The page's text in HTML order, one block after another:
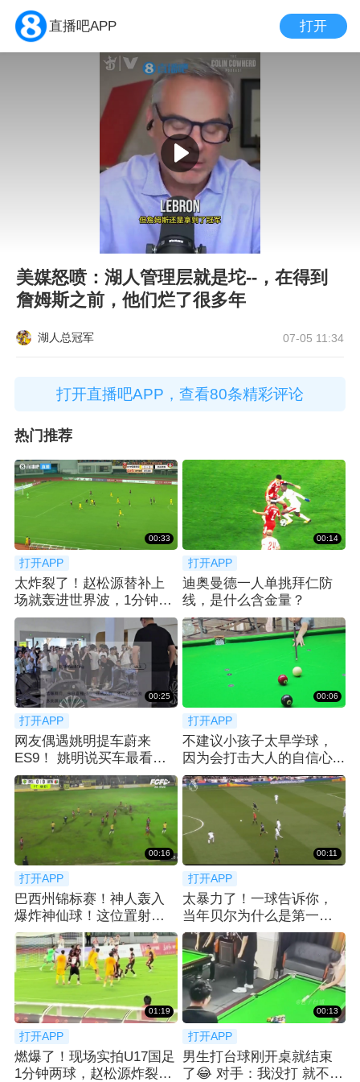
直播吧APP 打开
美媒怒喷：湖人管理层就是坨--，在得到
詹姆斯之前，他们烂了很多年
湖人总冠军 07-05 11:34
打开直播吧APP，查看80条精彩评论
热门推荐
00:33
打开APP
太炸裂了！赵松源替补上
场就轰进世界波，1分钟2
球反超太猛了
00:14
打开APP
迪奥曼德一人单挑拜仁防
线，是什么含金量？
00:25
打开APP
网友偶遇姚明提车蔚来
ES9！ 姚明说买车最看重
空间：等了2月
00:06
打开APP
不建议小孩子太早学球，
因为会打击大人的自信心...
00:16
打开APP
巴西州锦标赛！神人轰入
爆炸神仙球！这位置射门
简直不讲道理！
00:11
打开APP
太暴力了！一球告诉你，
当年贝尔为什么是第一个
亿元先生！
01:19
打开APP
燃爆了！现场实拍U17国足
1分钟两球，赵松源炸裂世
00:13
打开APP
男生打台球刚开桌就结束
了😂 对手：我没打 就不